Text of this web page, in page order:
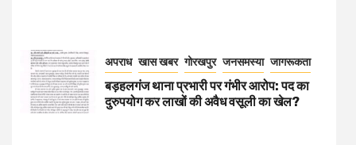
अपराध खास खबर गोरखपुर जनसमस्या जागरूकता
बड़हलगंज थाना प्रभारी पर गंभीर आरोप: पद का
दुरुपयोग कर लाखों की अवैध वसूली का खेल?